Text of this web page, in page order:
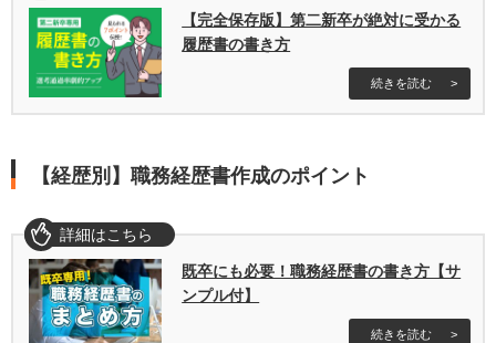
【完全保存版】第二新卒が絶対に受かる
履歴書の書き方
続きを読む
【経歴別】職務経歴書作成のポイント
詳細はこちら
既卒にも必要！職務経歴書の書き方【サ
ンプル付】
続きを読む